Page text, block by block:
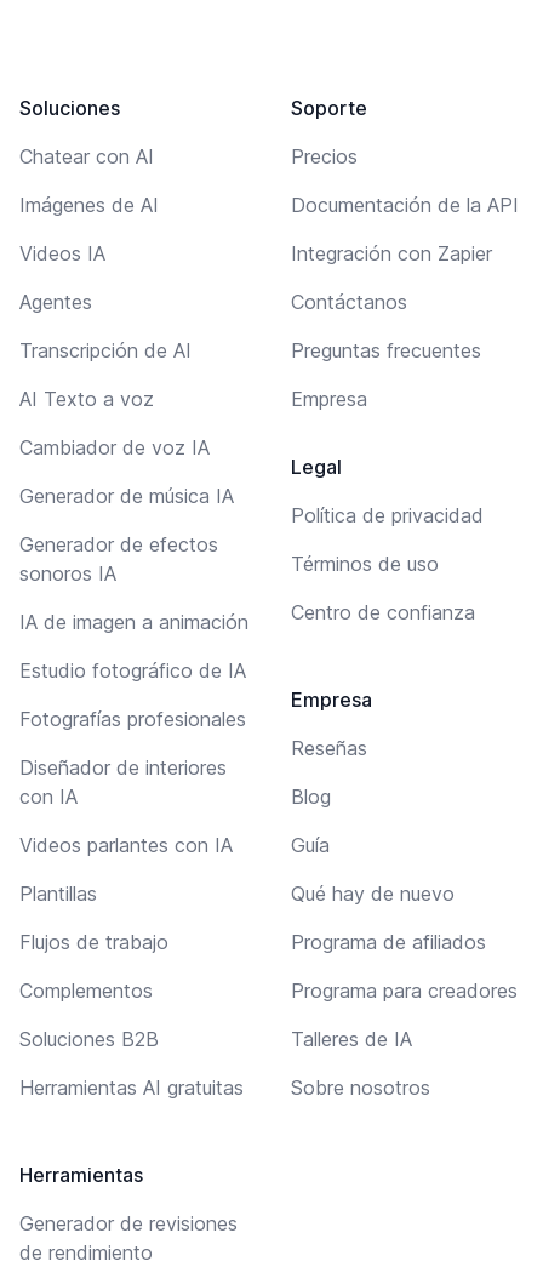
Soluciones
Chatear con AI
Imágenes de AI
Videos IA
Agentes
Transcripción de AI
AI Texto a voz
Cambiador de voz IA
Generador de música IA
Generador de efectos
sonoros IA
IA de imagen a animación
Estudio fotográfico de IA
Fotografías profesionales
Diseñador de interiores
con IA
Videos parlantes con IA
Plantillas
Flujos de trabajo
Complementos
Soluciones B2B
Herramientas AI gratuitas
Herramientas
Generador de revisiones
de rendimiento
Soporte
Precios
Documentación de la API
Integración con Zapier
Contáctanos
Preguntas frecuentes
Empresa
Legal
Política de privacidad
Términos de uso
Centro de confianza
Empresa
Reseñas
Blog
Guía
Qué hay de nuevo
Programa de afiliados
Programa para creadores
Talleres de IA
Sobre nosotros